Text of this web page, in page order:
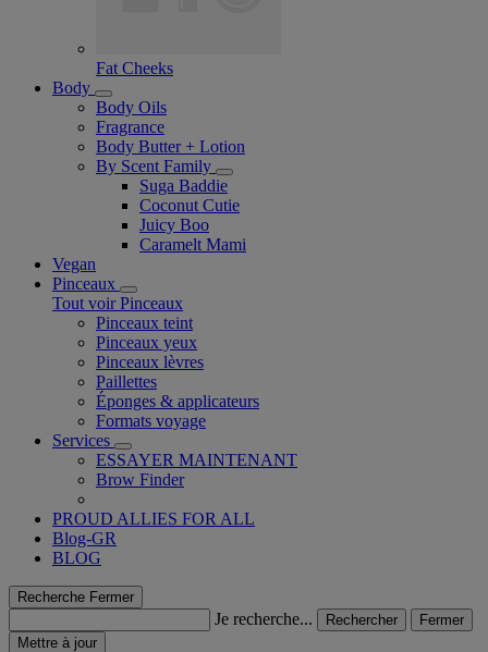
Fat Cheeks
Body
Body Oils
Fragrance
Body Butter + Lotion
By Scent Family
Suga Baddie
Coconut Cutie
Juicy Boo
Caramelt Mami
Vegan
Pinceaux
Tout voir Pinceaux
Pinceaux teint
Pinceaux yeux
Pinceaux lèvres
Paillettes
Éponges & applicateurs
Formats voyage
Services
ESSAYER MAINTENANT
Brow Finder
PROUD ALLIES FOR ALL
Blog-GR
BLOG
Recherche Fermer
Je recherche... Rechercher
Fermer
Mettre à jour